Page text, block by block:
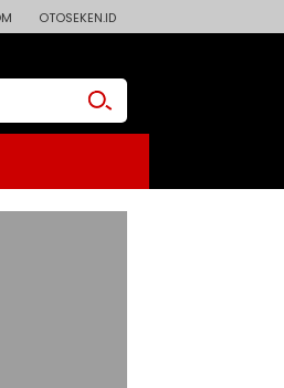
OTOSEKEN.ID